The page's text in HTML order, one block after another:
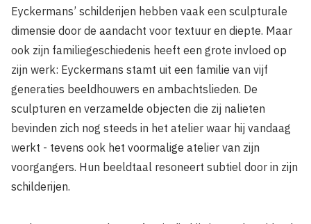
Eyckermans’ schilderijen hebben vaak een sculpturale
dimensie door de aandacht voor textuur en diepte. Maar
ook zijn familiegeschiedenis heeft een grote invloed op
zijn werk: Eyckermans stamt uit een familie van vijf
generaties beeldhouwers en ambachtslieden. De
sculpturen en verzamelde objecten die zij nalieten
bevinden zich nog steeds in het atelier waar hij vandaag
werkt - tevens ook het voormalige atelier van zijn
voorgangers. Hun beeldtaal resoneert subtiel door in zijn
schilderijen.